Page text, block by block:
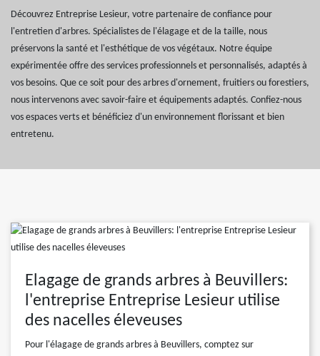
Découvrez Entreprise Lesieur, votre partenaire de confiance pour
l'entretien d'arbres. Spécialistes de l'élagage et de la taille, nous
préservons la santé et l'esthétique de vos végétaux. Notre équipe
expérimentée offre des services professionnels et personnalisés, adaptés à
vos besoins. Que ce soit pour des arbres d'ornement, fruitiers ou forestiers,
nous intervenons avec savoir-faire et équipements adaptés. Confiez-nous
vos espaces verts et bénéficiez d'un environnement florissant et bien
entretenu.
Elagage de grands arbres à Beuvillers:
l'entreprise Entreprise Lesieur utilise
des nacelles éleveuses
Pour l'élagage de grands arbres à Beuvillers, comptez sur